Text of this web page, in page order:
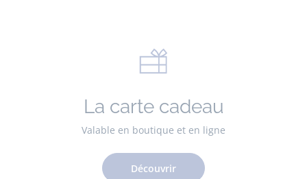
La carte cadeau
Valable en boutique et en ligne
Découvrir